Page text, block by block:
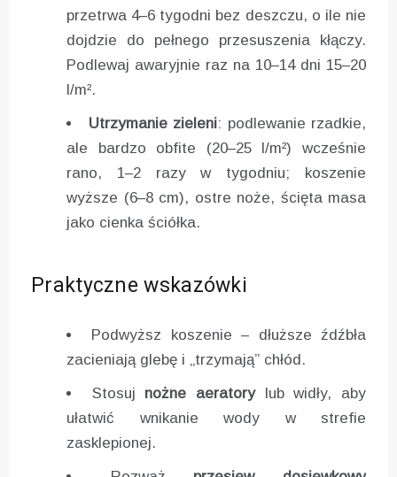
przetrwa 4–6 tygodni bez deszczu, o ile nie
dojdzie do pełnego przesuszenia kłączy.
Podlewaj awaryjnie raz na 10–14 dni 15–20
l/m².
Utrzymanie zieleni: podlewanie rzadkie,
ale bardzo obfite (20–25 l/m²) wcześnie
rano, 1–2 razy w tygodniu; koszenie
wyższe (6–8 cm), ostre noże, ścięta masa
jako cienka ściółka.
Praktyczne wskazówki
Podwyższ koszenie – dłuższe źdźbła
zacieniają glebę i „trzymają” chłód.
Stosuj nożne aeratorylub widły, aby
ułatwić wnikanie wody w strefie
zasklepionej.